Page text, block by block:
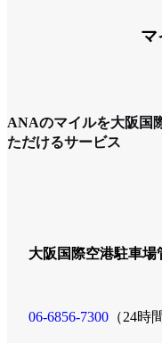
マ
ANAのマイルを大阪国
ただけるサービス
大阪国際空港駐車場
06-6856-7300 （24時